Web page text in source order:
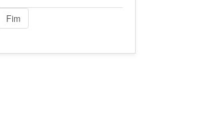
Fim